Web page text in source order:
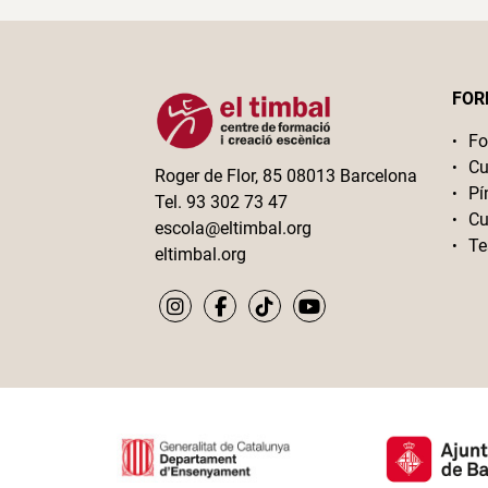
Roger de Flor, 85 08013 Barcelona
Tel. 93 302 73 47
escola@eltimbal.org
eltimbal.org